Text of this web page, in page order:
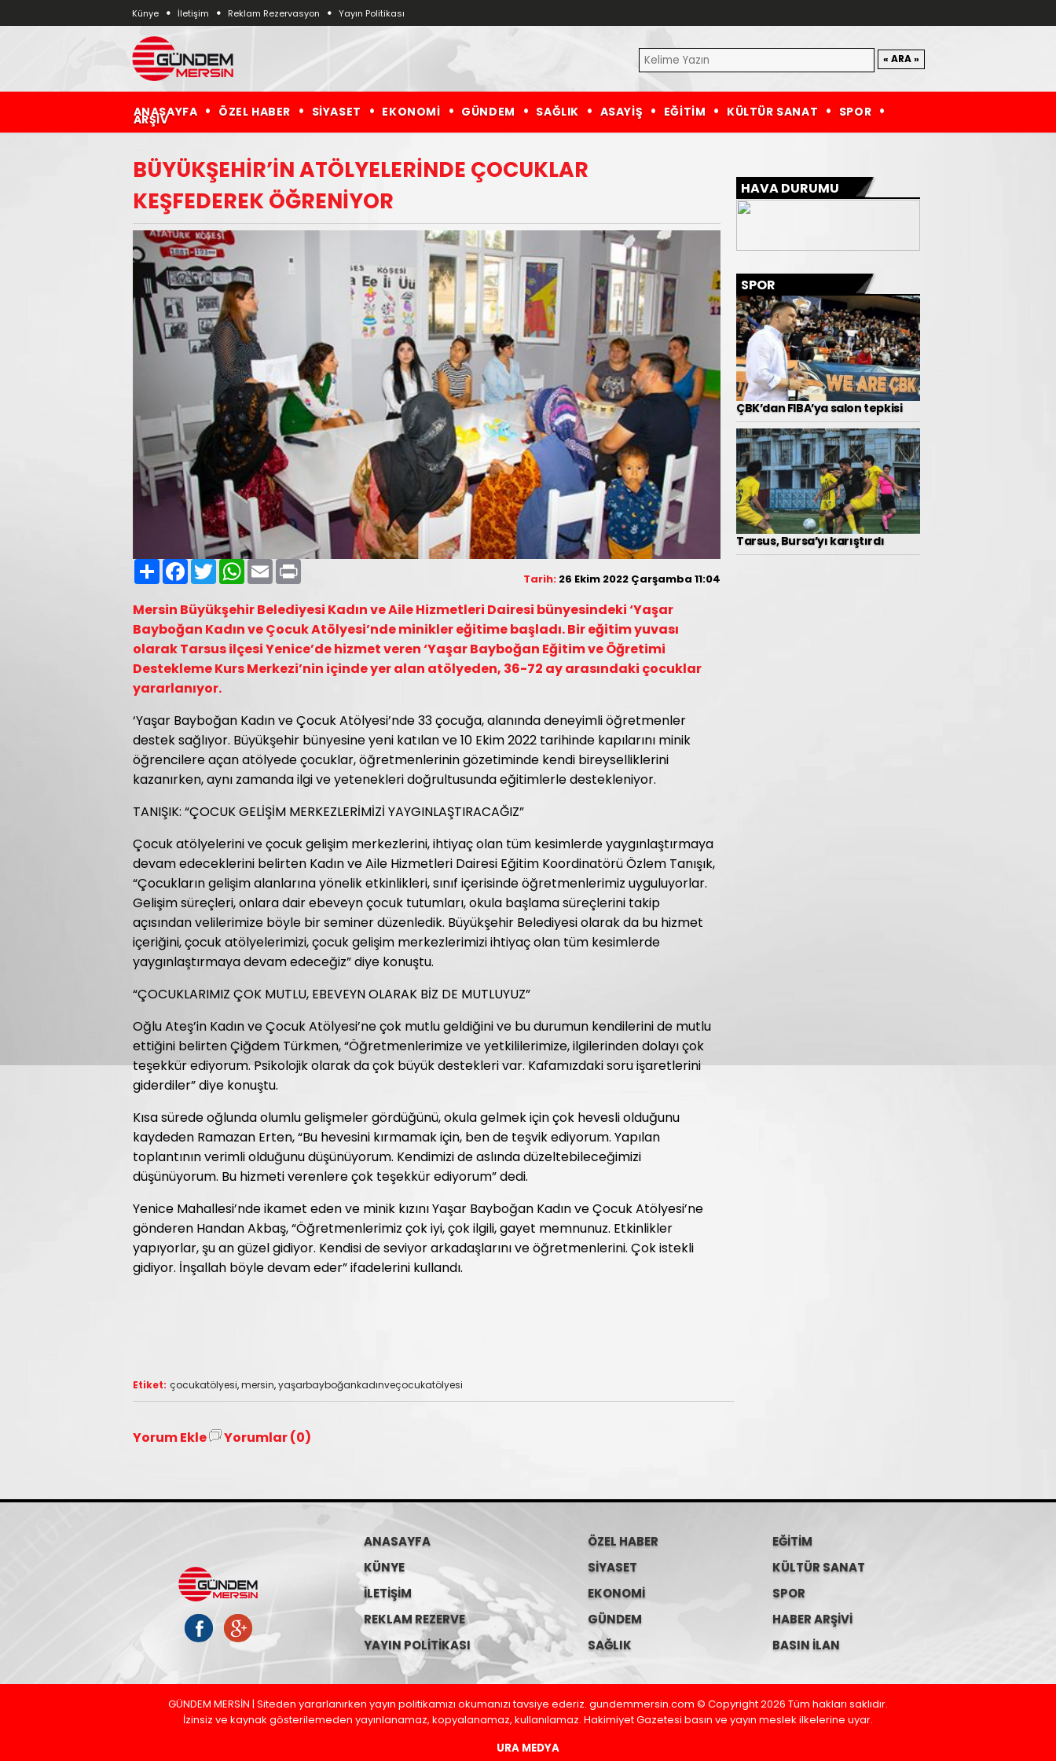
Künye İletişim Reklam Rezervasyon Yayın Politikası
ANASAYFA ÖZEL HABER SİYASET EKONOMİ GÜNDEM SAĞLIK ASAYİŞ EĞİTİM KÜLTÜR SANAT SPOR
ARŞİV
BÜYÜKŞEHİR’İN ATÖLYELERİNDE ÇOCUKLAR
KEŞFEDEREK ÖĞRENİYOR
PaylaşFacebook
TwitterWhatsApp
EmailPrint
Tarih: 26 Ekim 2022 Çarşamba 11:04
Mersin Büyükşehir Belediyesi Kadın ve Aile Hizmetleri Dairesi bünyesindeki ‘Yaşar
Bayboğan Kadın ve Çocuk Atölyesi’nde minikler eğitime başladı. Bir eğitim yuvası
olarak Tarsus ilçesi Yenice’de hizmet veren ‘Yaşar Bayboğan Eğitim ve Öğretimi
Destekleme Kurs Merkezi’nin içinde yer alan atölyeden, 36-72 ay arasındaki çocuklar
yararlanıyor.
‘Yaşar Bayboğan Kadın ve Çocuk Atölyesi’nde 33 çocuğa, alanında deneyimli öğretmenler
destek sağlıyor. Büyükşehir bünyesine yeni katılan ve 10 Ekim 2022 tarihinde kapılarını minik
öğrencilere açan atölyede çocuklar, öğretmenlerinin gözetiminde kendi bireyselliklerini
kazanırken, aynı zamanda ilgi ve yetenekleri doğrultusunda eğitimlerle destekleniyor.
TANIŞIK: “ÇOCUK GELİŞİM MERKEZLERİMİZİ YAYGINLAŞTIRACAĞIZ”
Çocuk atölyelerini ve çocuk gelişim merkezlerini, ihtiyaç olan tüm kesimlerde yaygınlaştırmaya
devam edeceklerini belirten Kadın ve Aile Hizmetleri Dairesi Eğitim Koordinatörü Özlem Tanışık,
“Çocukların gelişim alanlarına yönelik etkinlikleri, sınıf içerisinde öğretmenlerimiz uyguluyorlar.
Gelişim süreçleri, onlara dair ebeveyn çocuk tutumları, okula başlama süreçlerini takip
açısından velilerimize böyle bir seminer düzenledik. Büyükşehir Belediyesi olarak da bu hizmet
içeriğini, çocuk atölyelerimizi, çocuk gelişim merkezlerimizi ihtiyaç olan tüm kesimlerde
yaygınlaştırmaya devam edeceğiz” diye konuştu.
“ÇOCUKLARIMIZ ÇOK MUTLU, EBEVEYN OLARAK BİZ DE MUTLUYUZ”
Oğlu Ateş’in Kadın ve Çocuk Atölyesi’ne çok mutlu geldiğini ve bu durumun kendilerini de mutlu
ettiğini belirten Çiğdem Türkmen, “Öğretmenlerimize ve yetkililerimize, ilgilerinden dolayı çok
teşekkür ediyorum. Psikolojik olarak da çok büyük destekleri var. Kafamızdaki soru işaretlerini
giderdiler” diye konuştu.
Kısa sürede oğlunda olumlu gelişmeler gördüğünü, okula gelmek için çok hevesli olduğunu
kaydeden Ramazan Erten, “Bu hevesini kırmamak için, ben de teşvik ediyorum. Yapılan
toplantının verimli olduğunu düşünüyorum. Kendimizi de aslında düzeltebileceğimizi
düşünüyorum. Bu hizmeti verenlere çok teşekkür ediyorum” dedi.
Yenice Mahallesi’nde ikamet eden ve minik kızını Yaşar Bayboğan Kadın ve Çocuk Atölyesi’ne
gönderen Handan Akbaş, “Öğretmenlerimiz çok iyi, çok ilgili, gayet memnunuz. Etkinlikler
yapıyorlar, şu an güzel gidiyor. Kendisi de seviyor arkadaşlarını ve öğretmenlerini. Çok istekli
gidiyor. İnşallah böyle devam eder” ifadelerini kullandı.
Etiket: çocukatölyesi,mersin,yaşarbayboğankadınveçocukatölyesi
Yorum Ekle Yorumlar (0)
HAVA DURUMU
SPOR
ÇBK’dan FIBA’ya salon tepkisi
Tarsus, Bursa’yı karıştırdı
ANASAYFA
KÜNYE
İLETİŞİM
REKLAM REZERVE
YAYIN POLİTİKASI
ÖZEL HABER
SİYASET
EKONOMİ
GÜNDEM
SAĞLIK
EĞİTİM
KÜLTÜR SANAT
SPOR
HABER ARŞİVİ
BASIN İLAN
GÜNDEM MERSİN | Siteden yararlanırken yayın politikamızı okumanızı tavsiye ederiz. gundemmersin.com © Copyright 2026 Tüm hakları saklıdır.
İzinsiz ve kaynak gösterilemeden yayınlanamaz, kopyalanamaz, kullanılamaz. Hakimiyet Gazetesi basın ve yayın meslek ilkelerine uyar.
URA MEDYA